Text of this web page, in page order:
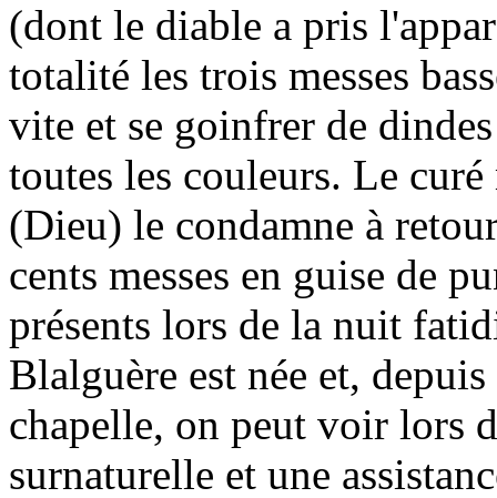
(dont le diable a pris
totalité les trois messes
vite et se goinfrer de
toutes les couleurs. Le
(Dieu) le condamne à
cents messes en guise de
présents lors de la nuit
Blalguère est née et,
chapelle, on peut voir lors
surnaturelle et une